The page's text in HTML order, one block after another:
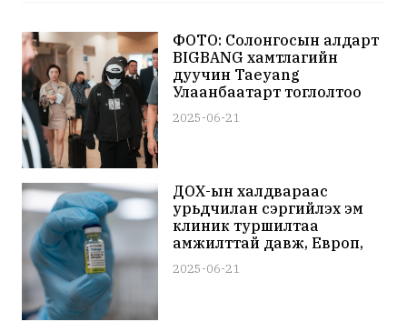
ФОТО: Солонгосын алдарт
BIGBANG хамтлагийн
дуучин Taeyang
Улаанбаатарт тоглолтоо
хийхээр өнөөдөр Монголд
хүрэлцэн ирлээ
2025-06-21
ДОХ-ын халдвараас
урьдчилан сэргийлэх эм
клиник туршилтаа
амжилттай давж, Европ,
Латин Америк, Азийн
орнуудын хэрэглээнд
2025-06-21